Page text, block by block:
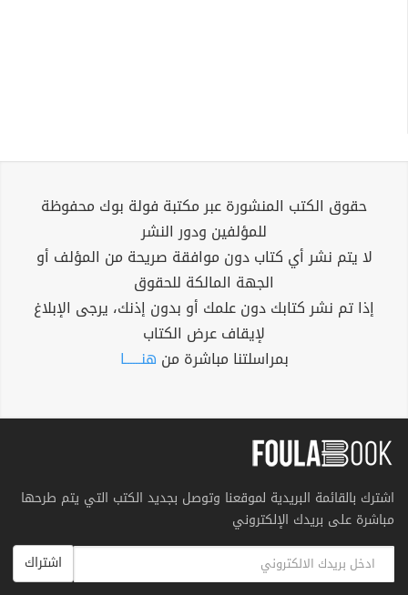
حقوق الكتب المنشورة عبر مكتبة فولة بوك محفوظة
للمؤلفين ودور النشر
لا يتم نشر أي كتاب دون موافقة صريحة من المؤلف أو
الجهة المالكة للحقوق
إذا تم نشر كتابك دون علمك أو بدون إذنك، يرجى الإبلاغ
لإيقاف عرض الكتاب
بمراسلتنا مباشرة من هنــــــا
اشترك بالقائمة البريدية لموقعنا وتوصل بجديد الكتب التي يتم طرحها
مباشرة على بريدك الإلكتروني
اشتراك